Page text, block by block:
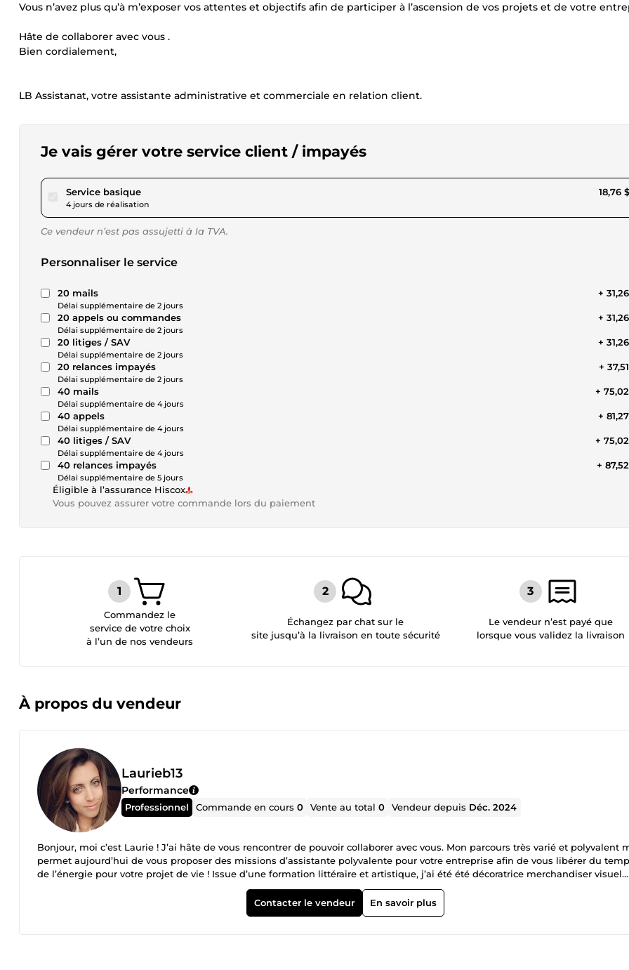
Vous n’avez plus qu’à m’exposer vos attentes et objectifs afin de participer à l’ascension de vos projets et de votre
Hâte de collaborer avec vous .
Bien cordialement,
LB Assistanat, votre assistante administrative et commerciale en relation client.
Je vais gérer votre service client / impayés
Service basiquepour 17,29 $US
4 jours de réalisation
18,76
Ce vendeur n’est pas assujetti à la TVA.
Personnaliser le service
20 mails
Délai supplémentaire de 2 jours
+
20 appels ou commandes
Délai supplémentaire de 2 jours
+
20 litiges / SAV
Délai supplémentaire de 2 jours
+
20 relances impayés
Délai supplémentaire de 2 jours
+
40 mails
Délai supplémentaire de 4 jours
+
40 appels
Délai supplémentaire de 4 jours
+
40 litiges / SAV
Délai supplémentaire de 4 jours
+
40 relances impayés
Délai supplémentaire de 5 jours
+
Éligible à l’assurance Hiscox
Vous pouvez assurer votre commande lors du paiement
Commandez le
service de votre choix
à l’un de nos vendeurs
Échangez par chat sur le
site jusqu’à la livraison en toute sécurité
Le vendeur n’est payé que
lorsque vous validez la livraison
À propos du vendeur
Laurieb13
Performance
Professionnel Commande en cours0 Vente au total0 Vendeur depuis Déc. 2024
Bonjour, moi c’est Laurie ! J’ai hâte de vous rencontrer de pouvoir collaborer avec vous. Mon parcours très varié et polyvalent
permet aujourd’hui de vous proposer des missions d’assistante polyvalente pour votre entreprise afin de vous libérer du
de l’énergie pour votre projet de vie ! Issue d’une formation littéraire et artistique, j’ai été été décoratrice merchandiser visuel
pendant plus de 3 ans au sein d’une grande enseigne parisienne, ce qui me permet de vous proposer des missions de
logo, affiche, mise en page, création de site internet simplifié et sa gestion (boutique en ligne…). Un revirement m’a fait atterrir
dans le domaine de la relation client à distance et me permet de vous proposer la prise en charge de votre clientèle : prise de
Contacter le vendeur En savoir plus